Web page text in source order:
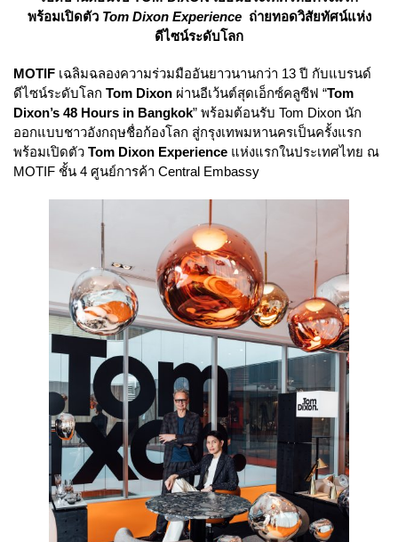
พร้อมเปิดตัว Tom Dixon Experience ถ่ายทอดวิสัยทัศน์แห่ง
ดีไซน์ระดับโลก
MOTIF เฉลิมฉลองความร่วมมืออันยาวนานกว่า 13 ปี กับแบรนด์
ดีไซน์ระดับโลก Tom Dixon ผ่านอีเว้นต์สุดเอ็กซ์คลูซีฟ “Tom
Dixon’s 48 Hours in Bangkok” พร้อมต้อนรับ Tom Dixon นัก
ออกแบบชาวอังกฤษชื่อก้องโลก สู่กรุงเทพมหานครเป็นครั้งแรก
พร้อมเปิดตัว Tom Dixon Experience แห่งแรกในประเทศไทย ณ
MOTIF ชั้น 4 ศูนย์การค้า Central Embassy